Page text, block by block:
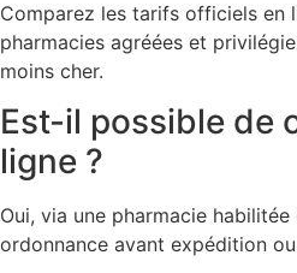
Comparez les tarifs officiels en
pharmacies agréées et
moins cher.
Est-il possible de
ligne ?
Oui, via une pharmacie
ordonnance avant expédition